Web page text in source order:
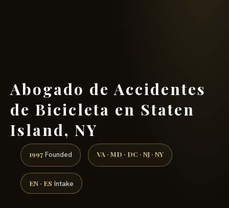
Abogado de Accidentes
de Bicicleta en Staten
Island, NY
1997 Founded VA · MD · DC · NJ · NY
EN · ES Intake